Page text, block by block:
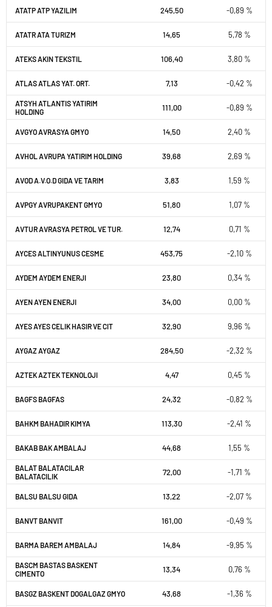
ATATP ATP YAZILIM 245,50 -0,89 %
ATATR ATA TURIZM 14,65 5,78 %
ATEKS AKIN TEKSTIL 106,40 3,80 %
ATLAS ATLAS YAT. ORT. 7,13 -0,42 %
ATSYH ATLANTIS YATIRIM
HOLDING
111,00 -0,89 %
AVGYO AVRASYA GMYO 14,50 2,40 %
AVHOL AVRUPA YATIRIM HOLDING 39,68 2,69 %
AVOD A.V.O.D GIDA VE TARIM 3,83 1,59 %
AVPGY AVRUPAKENT GMYO 51,80 1,07 %
AVTUR AVRASYA PETROL VE TUR. 12,74 0,71 %
AYCES ALTINYUNUS CESME 453,75 -2,10 %
AYDEM AYDEM ENERJI 23,80 0,34 %
AYEN AYEN ENERJI 34,00 0,00 %
AYES AYES CELIK HASIR VE CIT 32,90 9,96 %
AYGAZ AYGAZ 284,50 -2,32 %
AZTEK AZTEK TEKNOLOJI 4,47 0,45 %
BAGFS BAGFAS 24,32 -0,82 %
BAHKM BAHADIR KIMYA 113,30 -2,41 %
BAKAB BAK AMBALAJ 44,68 1,55 %
BALAT BALATACILAR
BALATACILIK
72,00 -1,71 %
BALSU BALSU GIDA 13,22 -2,07 %
BANVT BANVIT 161,00 -0,49 %
BARMA BAREM AMBALAJ 14,84 -9,95 %
BASCM BASTAS BASKENT
CIMENTO
13,34 0,76 %
BASGZ BASKENT DOGALGAZ GMYO 43,68 -1,36 %